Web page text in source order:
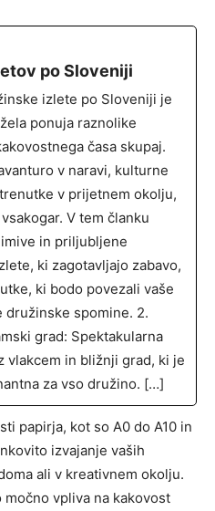
po Sloveniji
izlete po Sloveniji je
ponuja raznolike
časa skupaj.
v naravi, kulturne
v prijetnem okolju,
V tem članku
in priljubljene
ki zagotavljajo zabavo,
ki bodo povezali vaše
družinske spomine. 2.
grad: Spektakularna
vlakcem in bližnji grad, ki je
za vso družino. […]
papirja, kot so A0 do A10 in
izvajanje vaših
ali v kreativnem okolju.
vpliva na kakovost